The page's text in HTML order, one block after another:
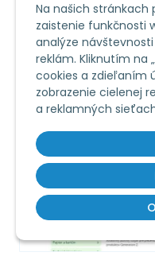
Na našich stránkach
zaistenie funkčnosti
analýze
reklám. Kliknutím na
cookies a zdieľaním
zobrazenie cielenej
a reklamných